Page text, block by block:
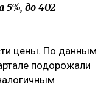
до 402
цены. По данным
подорожали